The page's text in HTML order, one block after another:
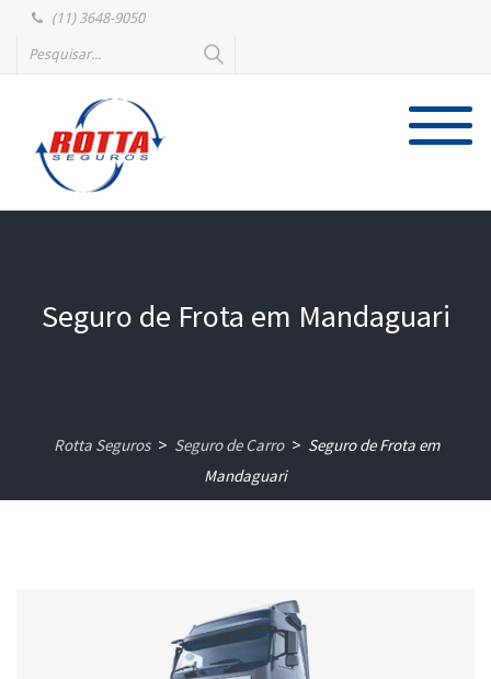
(11) 3648-9050
Seguro de Frota em Mandaguari
Rotta Seguros > Seguro de Carro > Seguro de Frota em
Mandaguari